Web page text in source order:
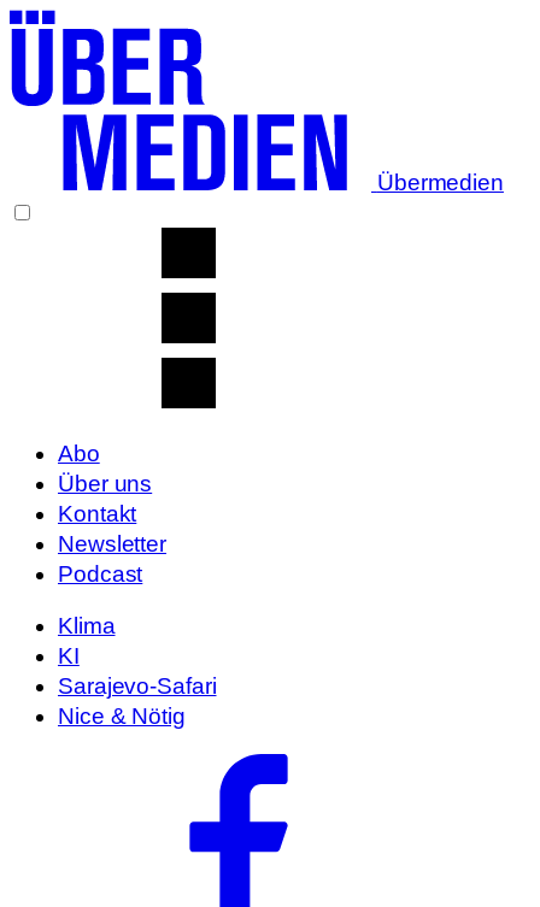
Übermedien
Abo
Über uns
Kontakt
Newsletter
Podcast
Klima
KI
Sarajevo-Safari
Nice & Nötig